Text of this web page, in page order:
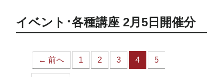
イベント･各種講座 2月5日開催分
← 前へ 1 2 3 4
（こ
5